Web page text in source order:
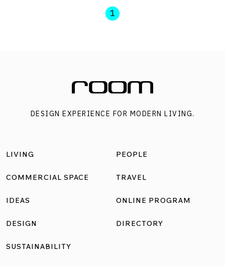
1
DESIGN EXPERIENCE FOR MODERN LIVING.
LIVING
COMMERCIAL SPACE
IDEAS
DESIGN
SUSTAINABILITY
PEOPLE
TRAVEL
ONLINE PROGRAM
DIRECTORY